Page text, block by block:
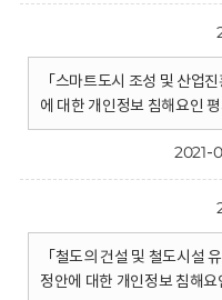
「스마트도시 조성 및 산업
에 대한 개인정보 침해요인
2021-
「철도의 건설 및 철도시설
정안에 대한 개인정보 침해요